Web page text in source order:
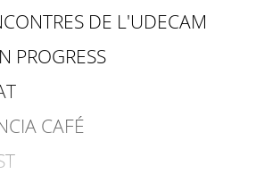
DE L'UDECAM
PROGRESS
CAFÉ